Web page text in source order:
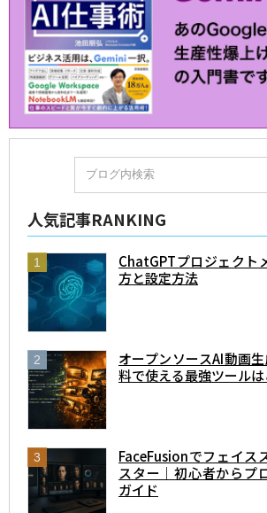
人気記事RANKING
ChatGPTプロジェクト
方と設定方法
オープンソースAI動画
料で使える最強ツールは
FaceFusionでフェイス
スター｜初心者からプ
ガイド